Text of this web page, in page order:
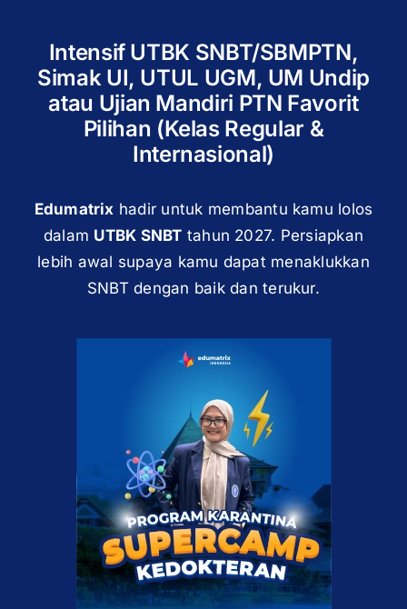
Intensif UTBK SNBT/SBMPTN,
Simak UI, UTUL UGM, UM Undip
atau Ujian Mandiri PTN Favorit
Pilihan (Kelas Regular &
Internasional)
Edumatrix hadir untuk membantu kamu lolos
dalam UTBK SNBT tahun 2027. Persiapkan
lebih awal supaya kamu dapat menaklukkan
SNBT dengan baik dan terukur.